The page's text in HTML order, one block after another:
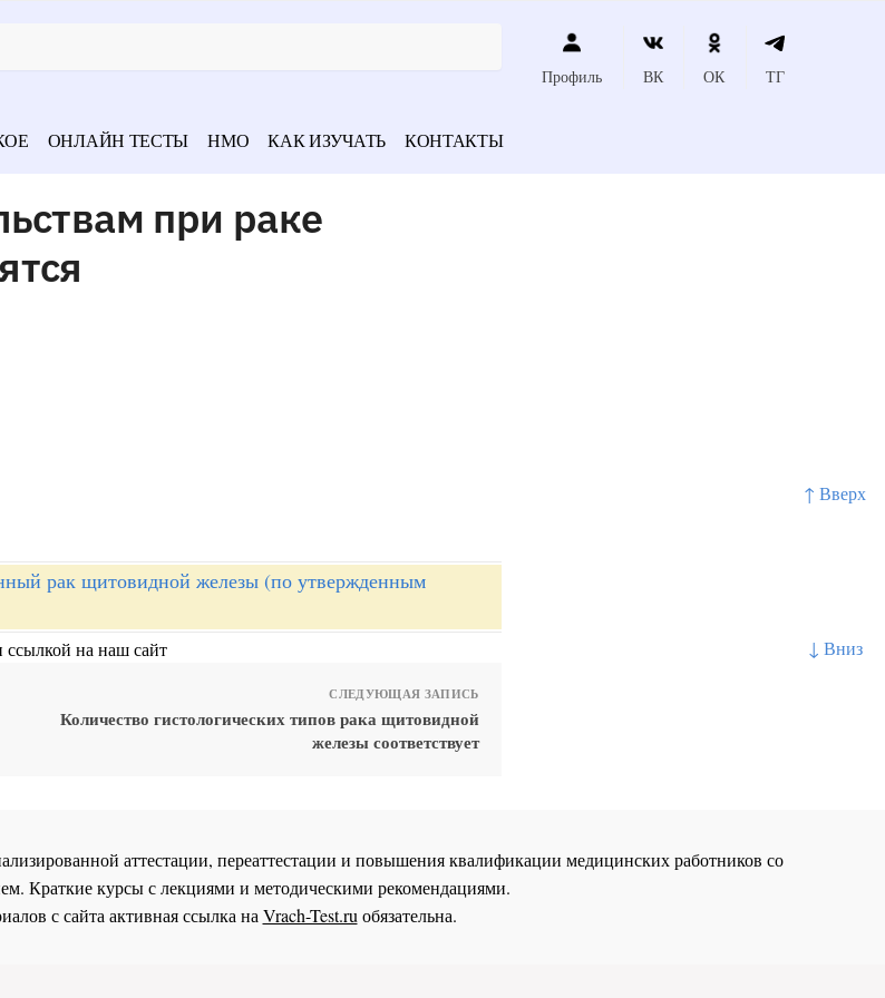
↑ Вверх
↓ Вниз
Профиль ВК ОК ТГ
ОНЛАЙН ТЕСТЫ НМО КАК ИЗУЧАТЬ КОНТАКТЫ
при раке
рак щитовидной железы (по утвержденным
ссылкой на наш сайт
СЛЕДУЮЩАЯ ЗАПИСЬ
Количество гистологических типов рака щитовидной
железы соответствует
аттестации, переаттестации и повышения квалификации медицинских работников со
Краткие курсы с лекциями и методическими рекомендациями.
с сайта активная ссылка наVrach-Test.ruобязательна.